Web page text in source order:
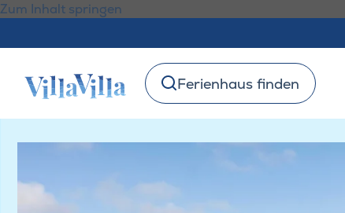
Zum Inhalt springen
Ferienhaus finden